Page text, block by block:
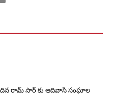
రామ్ సార్ కు ఆదివాసి సంఘాల